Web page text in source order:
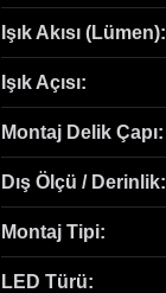
Işık Akısı (Lümen):
Işık Açısı:
Montaj Delik Çapı:
Dış Ölçü / Derinlik:
Montaj Tipi:
LED Türü: